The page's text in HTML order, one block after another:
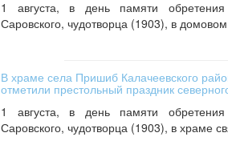
1 августа, в день памяти
Саровского, чудотворца (1903), в
В храме села Пришиб Калачеевского
отметили престольный праздник
1 августа, в день памяти
Саровского, чудотворца (1903), в храме